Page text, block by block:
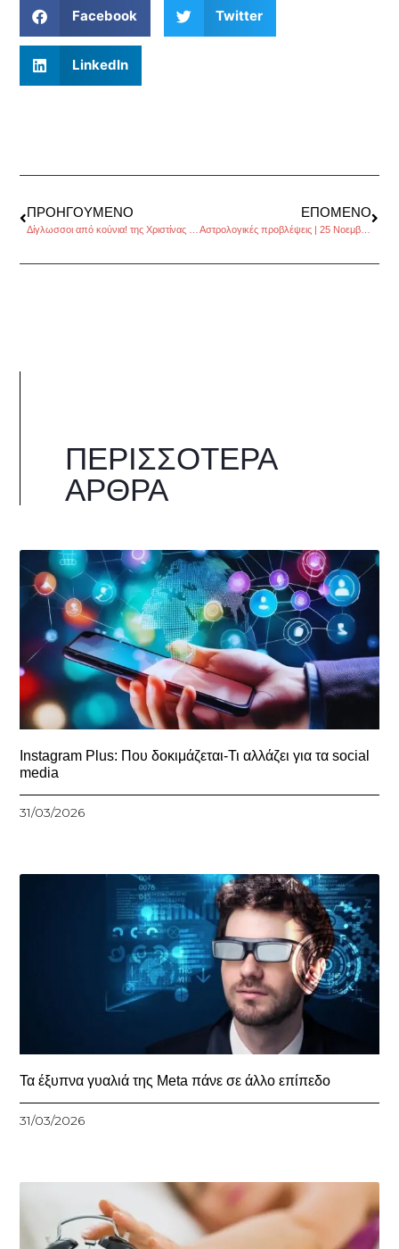
Facebook Twitter
LinkedIn
ΠΡΟΗΓΟΎΜΕΝΟ ΕΠΌΜΕΝΟ
Αστρολογικές προβλέψεις | 25 Νοεμβρίου – 1 Δεκεμβρίου, από τον Πέρρη Κρητικό
ΠΕΡΙΣΣΌΤΕΡΑ
ΆΡΘΡΑ
Instagram Plus: Που δοκιμάζεται-Τι αλλάζει για τα social
media
31/03/2026
Τα έξυπνα γυαλιά της Meta πάνε σε άλλο επίπεδο
31/03/2026